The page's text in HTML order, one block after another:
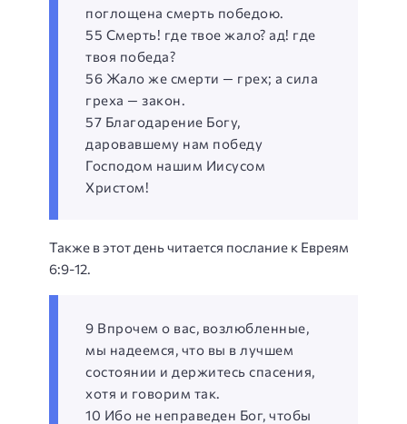
поглощена смерть победою.
55 Смерть! где твое жало? ад! где
твоя победа?
56 Жало же смерти — грех; а сила
греха — закон.
57 Благодарение Богу,
даровавшему нам победу
Господом нашим Иисусом
Христом!
Также в этот день читается послание к Евреям
6:9-12.
9 Впрочем о вас, возлюбленные,
мы надеемся, что вы в лучшем
состоянии и держитесь спасения,
хотя и говорим так.
10 Ибо не неправеден Бог, чтобы